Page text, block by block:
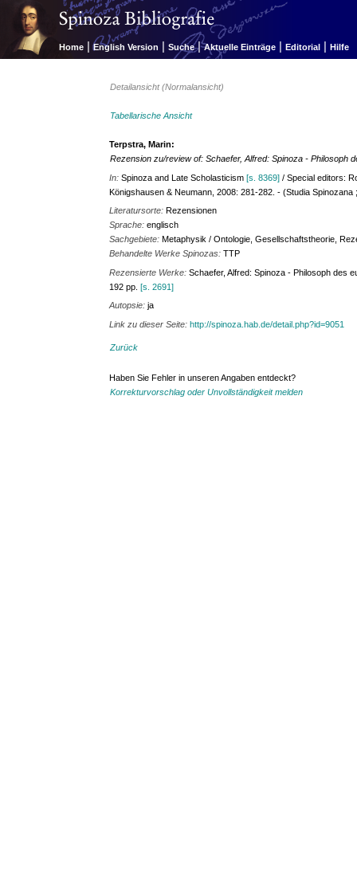
Home | English Version | Suche | Aktuelle Einträge | Editorial | Hilfe
Detailansicht (Normalansicht)
Tabellarische Ansicht
Terpstra, Marin:
Rezension zu/review of: Schaefer, Alfred: Spinoza - Philosoph
In:Spinoza and Late Scholasticism[s. 8369] / Special editors:
Königshausen & Neumann, 2008: 281-282. - (Studia Spinozana
Literatursorte:Rezensionen
Sprache:englisch
Sachgebiete:Metaphysik / Ontologie, Gesellschaftstheorie,
Behandelte Werke Spinozas:TTP
Rezensierte Werke:Schaefer, Alfred: Spinoza - Philosoph des
192 pp.[s. 2691]
Autopsie:ja
Link zu dieser Seite:http://spinoza.hab.de/detail.php?id=9051
Zurück
Haben Sie Fehler in unseren Angaben entdeckt?
Korrekturvorschlag oder Unvollständigkeit melden